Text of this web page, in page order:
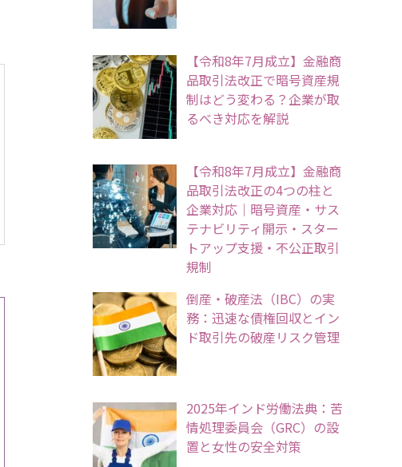
【令和8年7月成立】金融商
品取引法改正で暗号資産規
制はどう変わる？企業が取
るべき対応を解説
【令和8年7月成立】金融商
品取引法改正の4つの柱と
企業対応｜暗号資産・サス
テナビリティ開示・スター
トアップ支援・不公正取引
規制
倒産・破産法（IBC）の実
務：迅速な債権回収とイン
ド取引先の破産リスク管理
2025年インド労働法典：苦
情処理委員会（GRC）の設
置と女性の安全対策